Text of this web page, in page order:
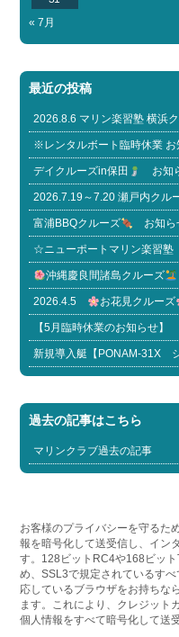
« 7月
最近の投稿
2026.8.6 マリン楽習塾 横浜
※レンタルボート臨時休業
デイクルーズin保田 お知
2026.7.19～7.20 瀬戸内クル
富浦BBQクルーズ お知ら
☆ニューポートマリン楽習
沖縄慶良間諸島クルーズ
2026.4.5 お花見クルーズ
【5月臨時休業のお知らせ】
新規導入艇【PONAM-31X
過去の記事はこちら
マリンクラブ過去の記事
お客様のプライバシーを守るた
報を暗号化して送受信し、イン
す。128ビットRC4や168ビッ
め、SSL3で規定されているす
応しているブラウザをお持ちな
ます。これにより、クレジット
個人情報をすべて暗号化して送